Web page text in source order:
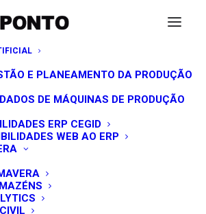
E PLANEAMENTO DA PRODUÇÃO
DE MÁQUINAS DE PRODUÇÃO
ERP CEGID
WEB AO ERP